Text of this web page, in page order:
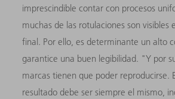
imprescindible contar con procesos
muchas de las rotulaciones son visibles
final. Por ello, es determinante un alto
garantice una buen legibilidad. "Y por
marcas tienen que poder reproducirse.
resultado debe ser siempre el mismo,